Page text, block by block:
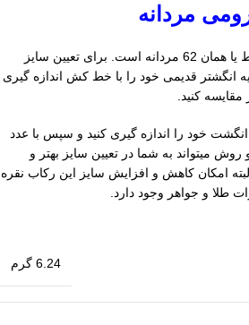
مردانه
سایز رکاب نقره رومی متوسط یا همان 62 مردانه است. برای تعیین سایز
انگشتر قدیمی خود را با خط کش اندازه گیری
خود را اندازه گیری کنید و سپس با عدد
روش میتواند به شما در تعیین سایز بهتر و
امکان کاهش و افزایش سایز این رکاب نقره
طلا و جواهر وجود دارد.
6.24 گرم